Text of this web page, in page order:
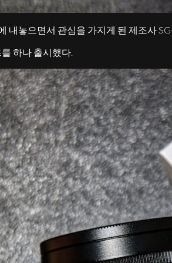
내놓으면서 관심을 가지게 된 제조사
하나 출시했다.